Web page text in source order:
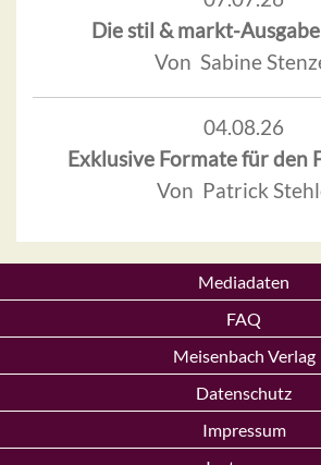
Die stil & markt-
Von Sabine
04.08.26
Exklusive Formate für den
Von Patrick
Mediadaten
FAQ
Meisenbach Verlag
Datenschutz
Impressum